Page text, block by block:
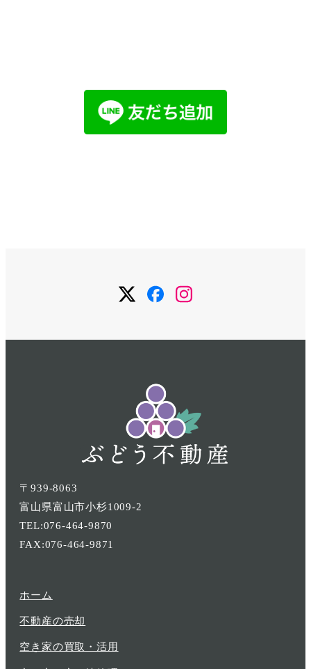
ニ
項
メ
ニ
項
メ
ニ
項
〒939-8063
富山県富山市小杉1009-2
TEL:076-464-9870
FAX:076-464-9871
ホーム
不動産の売却
空き家の買取・活用